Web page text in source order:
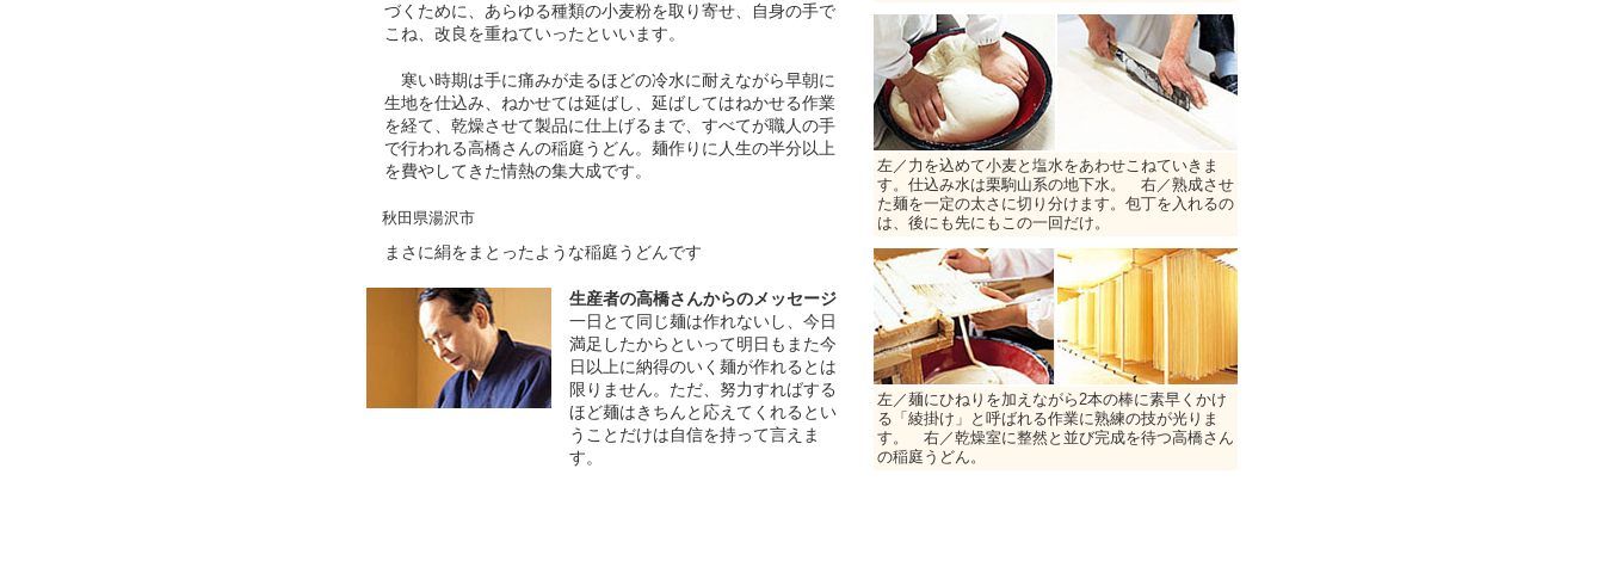
づくために、あらゆる種類の小麦粉を取り寄せ、自身の手で
こね、改良を重ねていったといいます。
寒い時期は手に痛みが走るほどの冷水に耐えながら早朝に
生地を仕込み、ねかせては延ばし、延ばしてはねかせる作業
を経て、乾燥させて製品に仕上げるまで、すべてが職人の手
で行われる高橋さんの稲庭うどん。麺作りに人生の半分以上
を費やしてきた情熱の集大成です。
秋田県湯沢市
まさに絹をまとったような稲庭うどんです
生産者の高橋さんからのメッセージ
一日とて同じ麺は作れないし、今日
満足したからといって明日もまた今
日以上に納得のいく麺が作れるとは
限りません。ただ、努力すればする
ほど麺はきちんと応えてくれるとい
うことだけは自信を持って言えま
す。
左／力を込めて小麦と塩水をあわせこねていきま
す。仕込み水は栗駒山系の地下水。 右／熟成させ
た麺を一定の太さに切り分けます。包丁を入れるの
は、後にも先にもこの一回だけ。
左／麺にひねりを加えながら2本の棒に素早くかけ
る「綾掛け」と呼ばれる作業に熟練の技が光りま
す。 右／乾燥室に整然と並び完成を待つ高橋さん
の稲庭うどん。